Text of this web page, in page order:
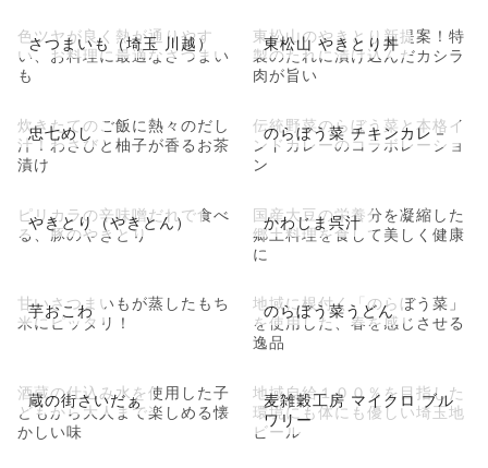
さつまいも（埼玉 川越）
色ツヤが良く熱が通りやす
い、お料理に最適なさつまい
も
東松山 やきとり丼
東松山のやきとり新提案！特
製のたれに漬け込んだカシラ
肉が旨い
忠七めし
炊きたてのご飯に熱々のだし
汁！わさびと柚子が香るお茶
漬け
のらぼう菜 チキンカレ－
伝統野菜のらぼう菜と本格イ
ンドカレーのコラボレーショ
ン
やきとり（やきとん）
ピリカラの辛味噌だれで食べ
る、豚のやきとり
かわじま呉汁
国産大豆の栄養分を凝縮した
郷土料理を食して美しく健康
に
芋おこわ
甘いさつまいもが蒸したもち
米にピッタリ！
のらぼう菜うどん
地域に根付く「のらぼう菜」
を使用した、春を感じさせる
逸品
蔵の街さいだぁ
酒蔵の仕込み水を使用した子
どもから大人まで楽しめる懐
かしい味
麦雑穀工房 マイクロ ブル
ワリー
地域自給１００％を目指した
環境にも体にも優しい埼玉地
ビール